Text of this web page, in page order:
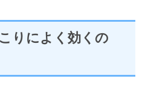
りによく効くの